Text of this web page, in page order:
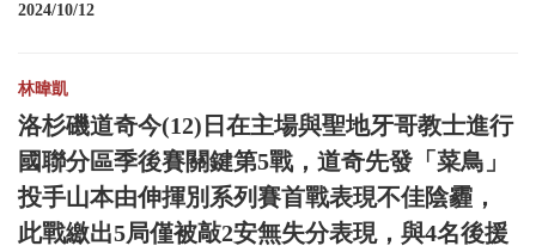
2024/10/12
林暐凱
洛杉磯道奇今(12)日在主場與聖地牙哥教士進行
國聯分區季後賽關鍵第5戰，道奇先發「菜鳥」
投手山本由伸揮別系列賽首戰表現不佳陰霾，
此戰繳出5局僅被敲2安無失分表現，與4名後援